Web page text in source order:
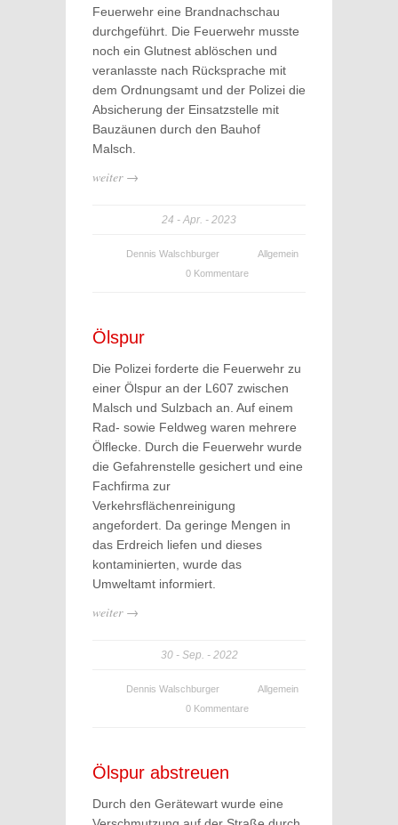
Feuerwehr eine Brandnachschau
durchgeführt. Die Feuerwehr musste
noch ein Glutnest ablöschen und
veranlasste nach Rücksprache mit
dem Ordnungsamt und der Polizei die
Absicherung der Einsatzstelle mit
Bauzäunen durch den Bauhof
Malsch.
weiter →
24 Apr. 2023
Dennis Walschburger
Allgemein
0 Kommentare
Ölspur
Die Polizei forderte die Feuerwehr zu
einer Ölspur an der L607 zwischen
Malsch und Sulzbach an. Auf einem
Rad- sowie Feldweg waren mehrere
Ölflecke. Durch die Feuerwehr wurde
die Gefahrenstelle gesichert und eine
Fachfirma zur
Verkehrsflächenreinigung
angefordert. Da geringe Mengen in
das Erdreich liefen und dieses
kontaminierten, wurde das
Umweltamt informiert.
weiter →
30 Sep. 2022
Dennis Walschburger
Allgemein
0 Kommentare
Ölspur abstreuen
Durch den Gerätewart wurde eine